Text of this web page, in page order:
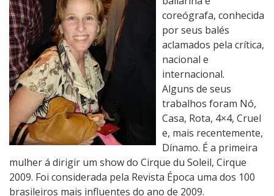
a
s
P
a
l
a
v
a
s
:
D
e
coreógrafa, conhecida
por seus balés
aclamados pela crítica,
nacional e
internacional.
Alguns de seus
trabalhos foram Nó,
Casa, Rota, 4×4, Cruel
e, mais recentemente,
Dínamo. É a primeira
mulher á dirigir um show do Cirque du Soleil, Cirque
2009. Foi considerada pela Revista Época uma dos 100
brasileiros mais influentes do ano de 2009.